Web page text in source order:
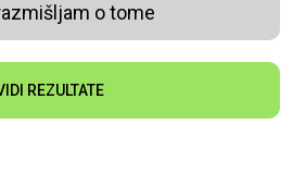
o tome
REZULTATE